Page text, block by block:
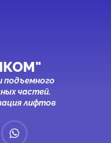
подъемного
частей.
лифтов